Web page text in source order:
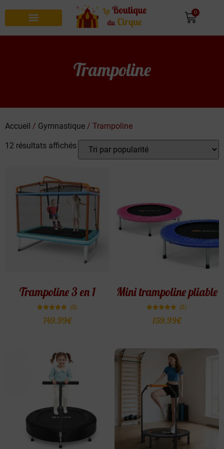
0
Trampoline
Accueil / Gymnastique / Trampoline
12 résultats affichés
Trampoline 3 en 1
5.00
(3)
749.99€
Mini trampoline pliable
5.00
(2)
159.99€